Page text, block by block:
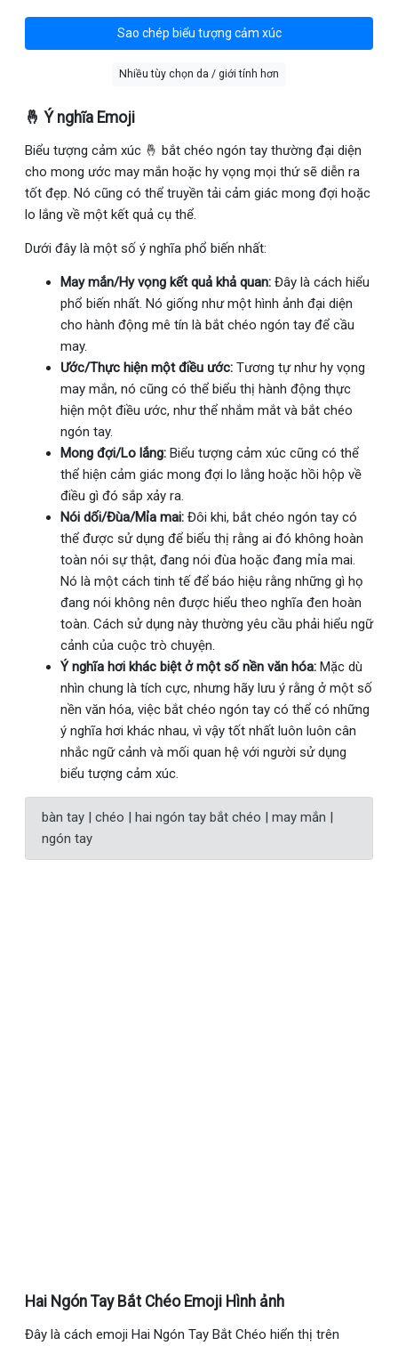
Sao chép biểu tượng cảm xúc
Nhiều tùy chọn da / giới tính hơn
🤞 Ý nghĩa Emoji
Biểu tượng cảm xúc 🤞 bắt chéo ngón tay thường đại diện
cho mong ước may mắn hoặc hy vọng mọi thứ sẽ diễn ra
tốt đẹp. Nó cũng có thể truyền tải cảm giác mong đợi hoặc
lo lắng về một kết quả cụ thể.
Dưới đây là một số ý nghĩa phổ biến nhất:
May mắn/Hy vọng kết quả khả quan: Đây là cách hiểu
phổ biến nhất. Nó giống như một hình ảnh đại diện
cho hành động mê tín là bắt chéo ngón tay để cầu
may.
Ước/Thực hiện một điều ước: Tương tự như hy vọng
may mắn, nó cũng có thể biểu thị hành động thực
hiện một điều ước, như thể nhắm mắt và bắt chéo
ngón tay.
Mong đợi/Lo lắng: Biểu tượng cảm xúc cũng có thể
thể hiện cảm giác mong đợi lo lắng hoặc hồi hộp về
điều gì đó sắp xảy ra.
Nói dối/Đùa/Mỉa mai: Đôi khi, bắt chéo ngón tay có
thể được sử dụng để biểu thị rằng ai đó không hoàn
toàn nói sự thật, đang nói đùa hoặc đang mỉa mai.
Nó là một cách tinh tế để báo hiệu rằng những gì họ
đang nói không nên được hiểu theo nghĩa đen hoàn
toàn. Cách sử dụng này thường yêu cầu phải hiểu ngữ
cảnh của cuộc trò chuyện.
Ý nghĩa hơi khác biệt ở một số nền văn hóa: Mặc dù
nhìn chung là tích cực, nhưng hãy lưu ý rằng ở một số
nền văn hóa, việc bắt chéo ngón tay có thể có những
ý nghĩa hơi khác nhau, vì vậy tốt nhất luôn luôn cân
nhắc ngữ cảnh và mối quan hệ với người sử dụng
biểu tượng cảm xúc.
bàn tay | chéo | hai ngón tay bắt chéo | may mắn |
ngón tay
Hai Ngón Tay Bắt Chéo Emoji Hình ảnh
Đây là cách emoji Hai Ngón Tay Bắt Chéo hiển thị trên